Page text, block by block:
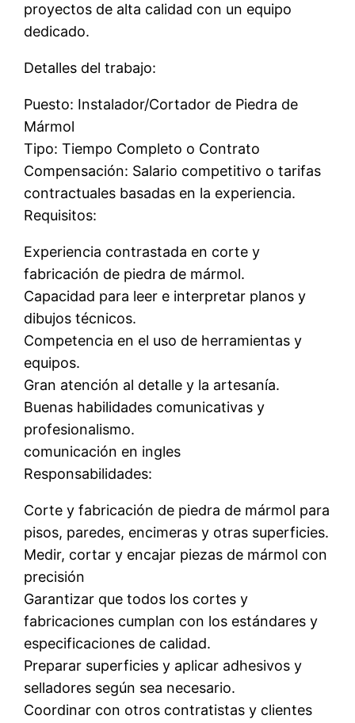
proyectos de alta calidad con un equipo
dedicado.
Detalles del trabajo:
Puesto: Instalador/Cortador de Piedra de
Mármol
Tipo: Tiempo Completo o Contrato
Compensación: Salario competitivo o tarifas
contractuales basadas en la experiencia.
Requisitos:
Experiencia contrastada en corte y
fabricación de piedra de mármol.
Capacidad para leer e interpretar planos y
dibujos técnicos.
Competencia en el uso de herramientas y
equipos.
Gran atención al detalle y la artesanía.
Buenas habilidades comunicativas y
profesionalismo.
comunicación en ingles
Responsabilidades:
Corte y fabricación de piedra de mármol para
pisos, paredes, encimeras y otras superficies.
Medir, cortar y encajar piezas de mármol con
precisión
Garantizar que todos los cortes y
fabricaciones cumplan con los estándares y
especificaciones de calidad.
Preparar superficies y aplicar adhesivos y
selladores según sea necesario.
Coordinar con otros contratistas y clientes